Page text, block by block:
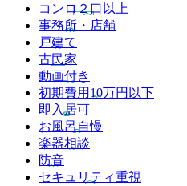
コンロ２口以上
事務所・店舗
戸建て
古民家
動画付き
初期費用10万円以下
即入居可
お風呂自慢
楽器相談
防音
セキュリティ重視